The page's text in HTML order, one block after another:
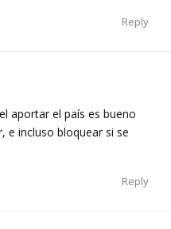
Reply
aportar el país es bueno
e incluso bloquear si se
Reply